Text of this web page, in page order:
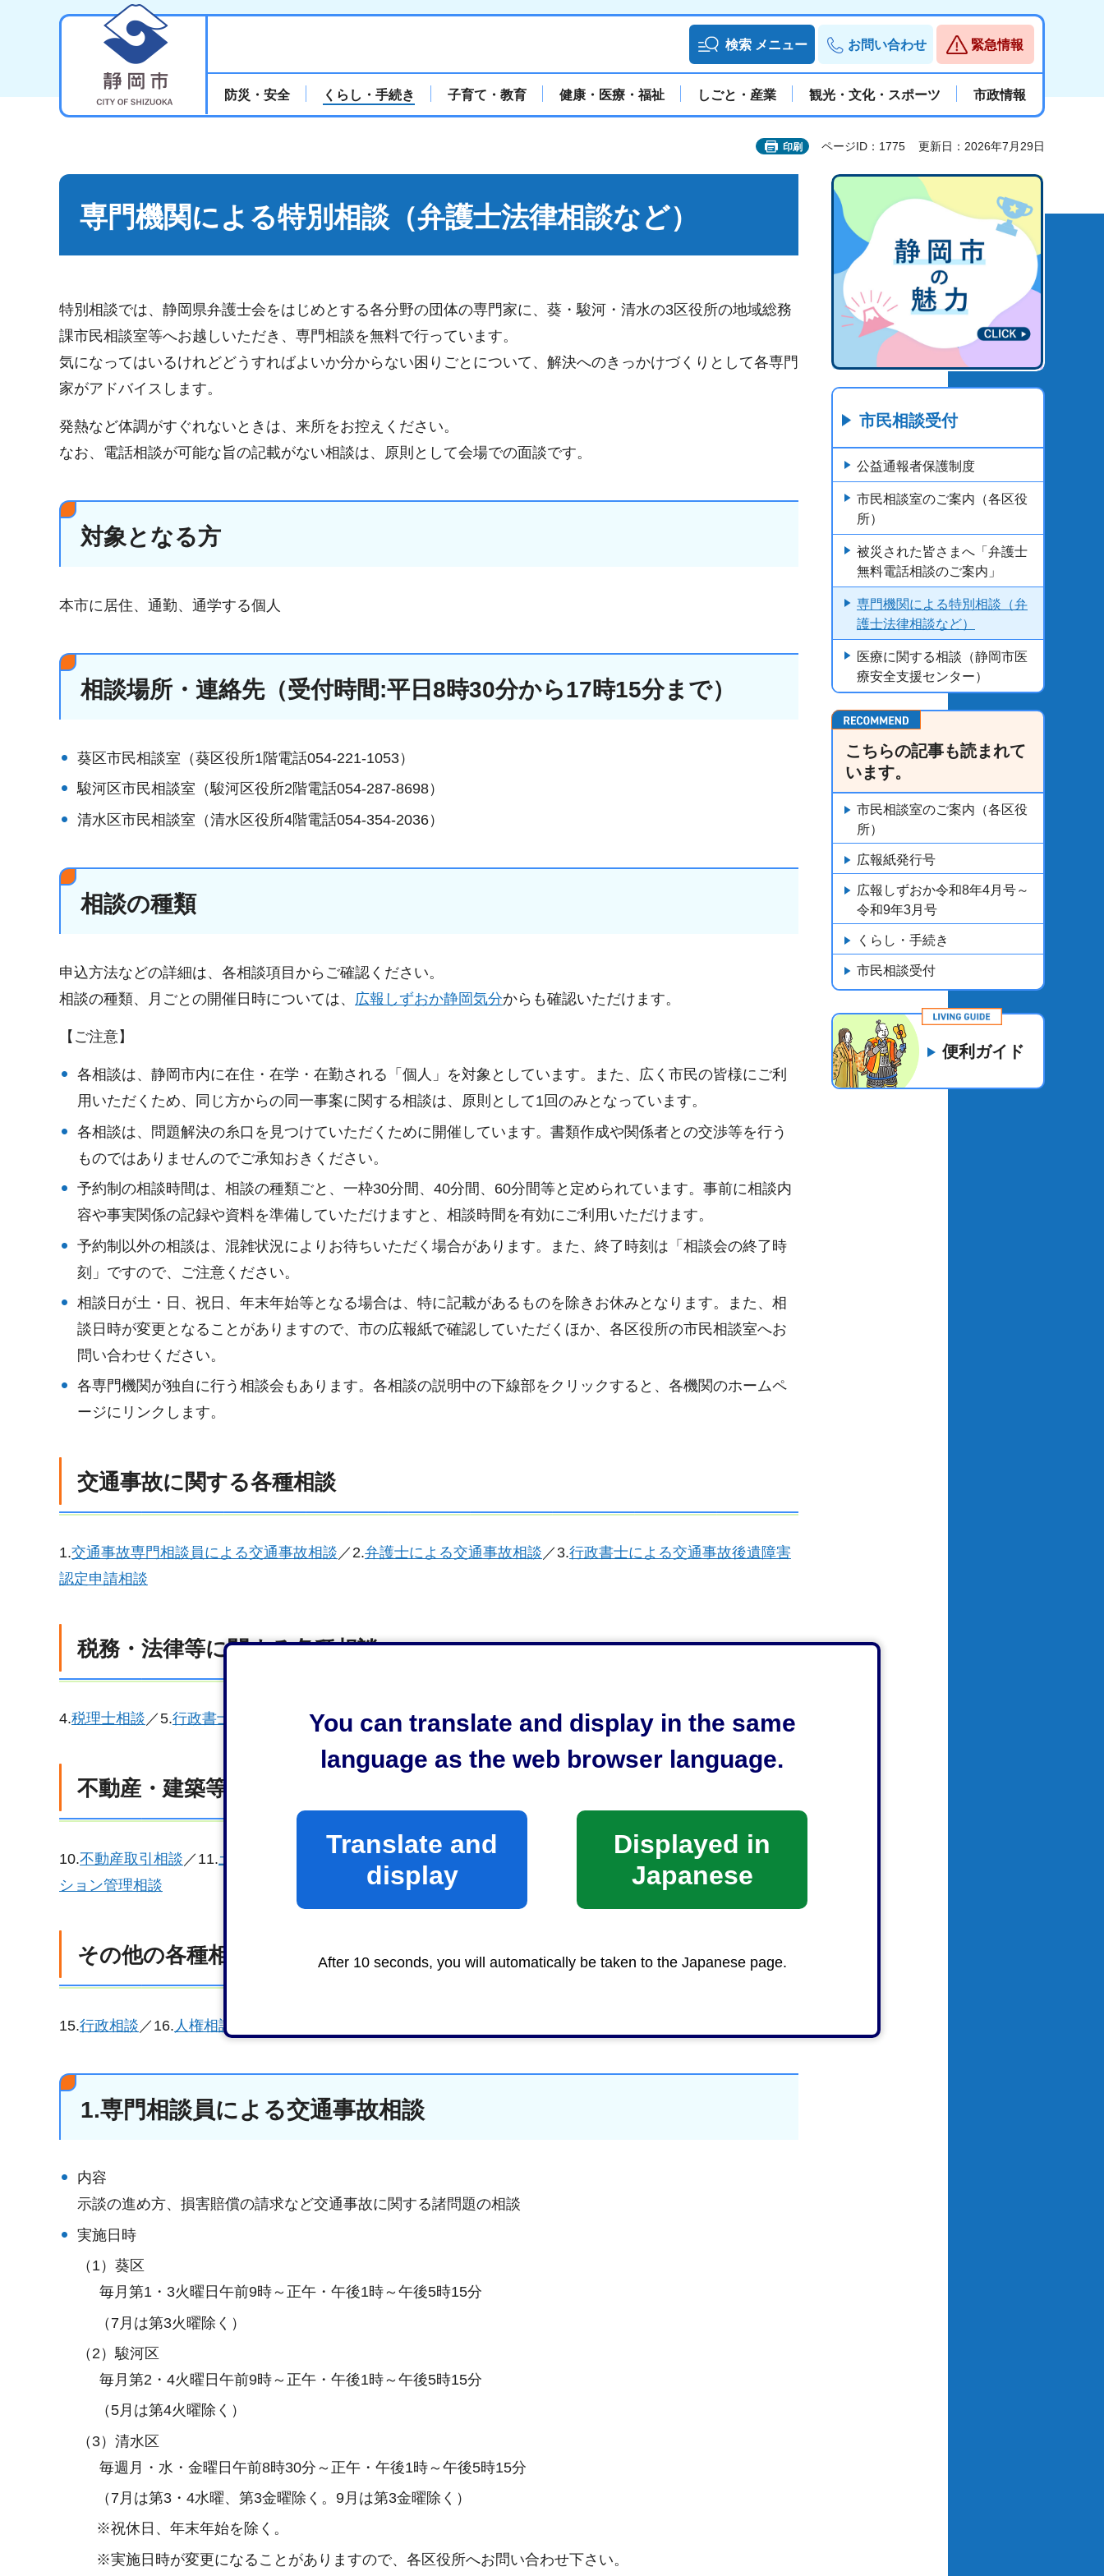
You can translate and display in the same
language as the web browser language.
Translate and
display
Displayed in
Japanese
After 10 seconds, you will automatically be taken to the Japanese page.
検索 メニュー お問い合わせ 緊急情報
防災・安全 くらし・手続き 子育て・教育 健康・医療・福祉 しごと・産業 観光・文化・スポーツ 市政情報
印刷 ページID：1775 更新日：2026年7月29日
専門機関による特別相談（弁護士法律相談など）
特別相談では、静岡県弁護士会をはじめとする各分野の団体の専門家に、葵・駿河・清水の3区役所の地域総務
課市民相談室等へお越しいただき、専門相談を無料で行っています。
気になってはいるけれどどうすればよいか分からない困りごとについて、解決へのきっかけづくりとして各専門
家がアドバイスします。
発熱など体調がすぐれないときは、来所をお控えください。
なお、電話相談が可能な旨の記載がない相談は、原則として会場での面談です。
対象となる方
本市に居住、通勤、通学する個人
相談場所・連絡先（受付時間:平日8時30分から17時15分まで）
葵区市民相談室（葵区役所1階電話054-221-1053）
駿河区市民相談室（駿河区役所2階電話054-287-8698）
清水区市民相談室（清水区役所4階電話054-354-2036）
相談の種類
申込方法などの詳細は、各相談項目からご確認ください。
相談の種類、月ごとの開催日時については、 広報しずおか静岡気分からも確認いただけます。
【ご注意】
各相談は、静岡市内に在住・在学・在勤される「個人」を対象としています。また、広く市民の皆様にご利
用いただくため、同じ方からの同一事案に関する相談は、原則として1回のみとなっています。
各相談は、問題解決の糸口を見つけていただくために開催しています。書類作成や関係者との交渉等を行う
ものではありませんのでご承知おきください。
予約制の相談時間は、相談の種類ごと、一枠30分間、40分間、60分間等と定められています。事前に相談内
容や事実関係の記録や資料を準備していただけますと、相談時間を有効にご利用いただけます。
予約制以外の相談は、混雑状況によりお待ちいただく場合があります。また、終了時刻は「相談会の終了時
刻」ですので、ご注意ください。
相談日が土・日、祝日、年末年始等となる場合は、特に記載があるものを除きお休みとなります。また、相
談日時が変更となることがありますので、市の広報紙で確認していただくほか、各区役所の市民相談室へお
問い合わせください。
各専門機関が独自に行う相談会もあります。各相談の説明中の下線部をクリックすると、各機関のホームペ
ージにリンクします。
交通事故に関する各種相談
1.交通事故専門相談員による交通事故相談 ／2.弁護士による交通事故相談 ／3.行政書士による交通事故後遺障害
認定申請相談
税務・法律等に関する各種相談
4.税理士相談 ／5.行政書士相談 司法書士相談／7. 弁護士法律相談／8. 社会保険労務士相談／9.公証人相談
不動産・建築等に関する各種相談
10.不動産取引相談 ／11.土地家屋調査士相談 ／12.住宅相談建築設計相談 住宅相談リフォーム相談／14.マン
ション管理相談
その他の各種相談
15.行政相談 ／16. 人権相談
1.専門相談員による交通事故相談
内容
示談の進め方、損害賠償の請求など交通事故に関する諸問題の相談
実施日時
（1）葵区
毎月第1・3火曜日午前9時～正午・午後1時～午後5時15分
（7月は第3火曜除く）
（2）駿河区
毎月第2・4火曜日午前9時～正午・午後1時～午後5時15分
（5月は第4火曜除く）
（3）清水区
毎週月・水・金曜日午前8時30分～正午・午後1時～午後5時15分
（7月は第3・4水曜、第3金曜除く。9月は第3金曜除く）
※祝休日、年末年始を除く。
※実施日時が変更になることがありますので、各区役所へお問い合わせ下さい。
市民相談受付
公益通報者保護制度
市民相談室のご案内（各区役
所）
被災された皆さまへ「弁護士
無料電話相談のご案内」
専門機関による特別相談（弁
護士法律相談など）
医療に関する相談（静岡市医
療安全支援センター）
こちらの記事も読まれて
います。
市民相談室のご案内（各区役
所）
広報紙発行号
広報しずおか令和8年4月号～
令和9年3月号
くらし・手続き
市民相談受付
便利ガイド